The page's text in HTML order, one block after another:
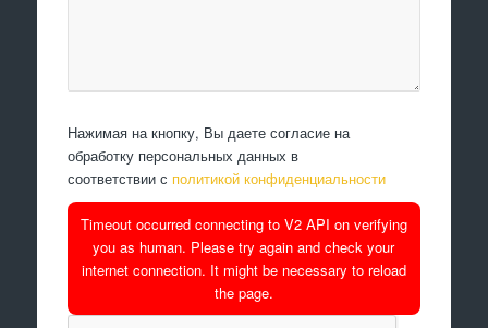
Нажимая на кнопку, Вы даете согласие на
обработку персональных данных в
соответствии с политикой конфиденциальности
Timeout occurred connecting to V2 API on verifying
you as human. Please try again and check your
internet connection. It might be necessary to reload
the page.